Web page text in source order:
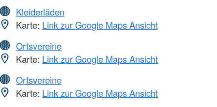
Kleiderläden
Karte: Link zur Google Maps Ansicht
Ortsvereine
Karte: Link zur Google Maps Ansicht
Ortsvereine
Karte: Link zur Google Maps Ansicht